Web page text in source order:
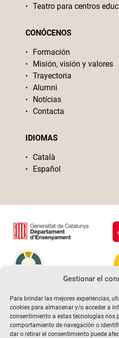
Gestionar el
Para brindar las mejores experiencias,
cookies para almacenar y/o acceder a
consentimiento a estas tecnologías nos
comportamiento de navegación o
dar o retirar el consentimiento puede
Teatro para centros
CONÓCENOS
Formación
Misión, visión y valores
Trayectoria
Alumni
Notícias
Contacta
IDIOMAS
Català
Español